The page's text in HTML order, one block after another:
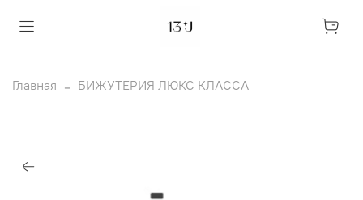
Главная БИЖУТЕРИЯ ЛЮКС КЛАССА